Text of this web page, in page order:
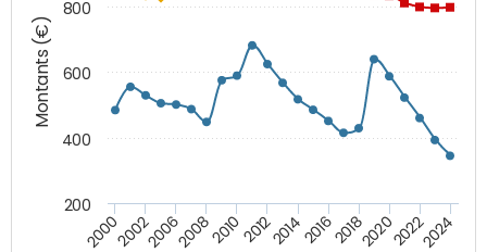
Montants (€)
200020022006200820102012201420162018202020222024
200
400
600
800